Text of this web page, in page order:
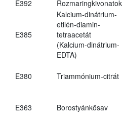
E392
Rozmaringkivonatok
E385
Kalcium-dinátrium-
etilén-diamin-
tetraacetát
(Kalcium-dinátrium-
EDTA)
E380 Triammónium-citrát
E363 Borostyánkősav